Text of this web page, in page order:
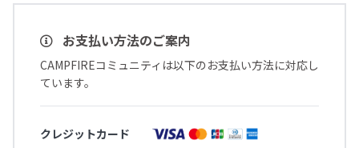
お支払い方法のご案内
CAMPFIREコミュニティは以下のお支払い方法に対応し
ています。
クレジットカード